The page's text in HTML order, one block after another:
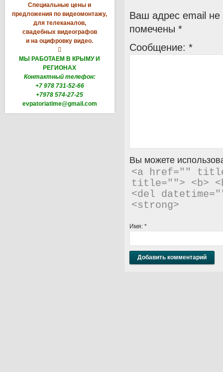
Специальные цены и
предложения по видеомонтажу,
для телеканалов,
свадебных видеографов
и на оцифровку видео.

МЫ РАБОТАЕМ В КРЫМУ И
РЕГИОНАХ
Контактный телефон:
+7 978 731-52-66
+7978 574-27-25
evpatoriatime@gmail.com
Ваш адрес email не
помечены *
Сообщение: *
Вы можете
<a href=""
title=""> <b>
<del
<strong>
Имя: *